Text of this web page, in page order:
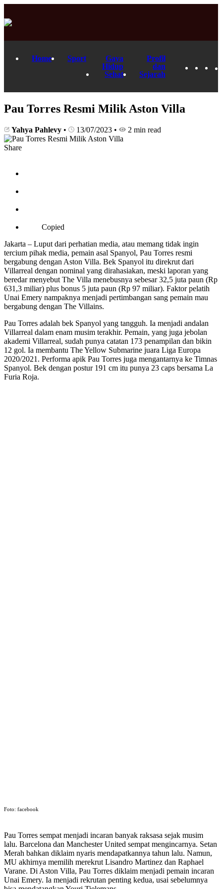
Home Sport
Gaya
Hidup
Sehat
Profil
dan
Sejarah
Pau Torres Resmi Milik Aston Villa
Yahya Pahlevy • 13/07/2023 • 2 min read
Share
Copied
Jakarta – Luput dari perhatian media, atau memang tidak ingin
tercium pihak media, pemain asal Spanyol, Pau Torres resmi
bergabung dengan Aston Villa. Bek Spanyol itu direkrut dari
Villarreal dengan nominal yang dirahasiakan, meski laporan yang
beredar menyebut The Villa menebusnya sebesar 32,5 juta paun (Rp
631,3 miliar) plus bonus 5 juta paun (Rp 97 miliar). Faktor pelatih
Unai Emery nampaknya menjadi pertimbangan sang pemain mau
bergabung dengan The Villains.
Pau Torres adalah bek Spanyol yang tangguh. Ia menjadi andalan
Villarreal dalam enam musim terakhir. Pemain, yang juga jebolan
akademi Villarreal, sudah punya catatan 173 penampilan dan bikin
12 gol. Ia membantu The Yellow Submarine juara Liga Europa
2020/2021. Performa apik Pau Torres juga mengantarnya ke Timnas
Spanyol. Bek dengan postur 191 cm itu punya 23 caps bersama La
Furia Roja.
Foto: facebook
Pau Torres sempat menjadi incaran banyak raksasa sejak musim
lalu. Barcelona dan Manchester United sempat mengincarnya. Setan
Merah bahkan diklaim nyaris mendapatkannya tahun lalu. Namun,
MU akhirnya memilih merekrut Lisandro Martinez dan Raphael
Varane. Di Aston Villa, Pau Torres diklaim menjadi pemain incaran
Unai Emery. Ia menjadi rekrutan penting kedua, usai sebelumnya